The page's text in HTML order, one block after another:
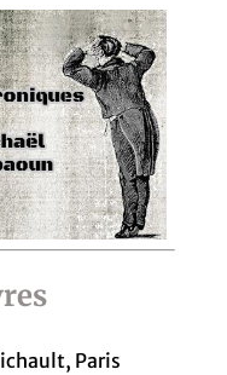
Paris